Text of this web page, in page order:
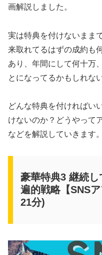
画解説しました。
実は特典を付けないまま
来取れてるはずの成約も
あり、年間にして何十万
とになってるかもしれない
どんな特典を付ければい
けないのか？どうやって
などを解説していきます。
豪華特典3 継続
遍的戦略【SNS
21分)